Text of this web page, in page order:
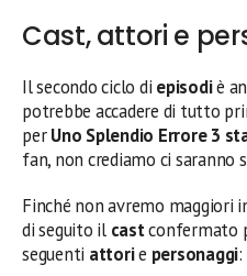
Cast, attori e
Il secondo ciclo di episodiè
potrebbe accadere di tutto
perUno Splendio Errore 3
fan, non crediamo ci
Finché non avremo maggiori
di seguito il castconfermato
seguenti attorie personaggi: